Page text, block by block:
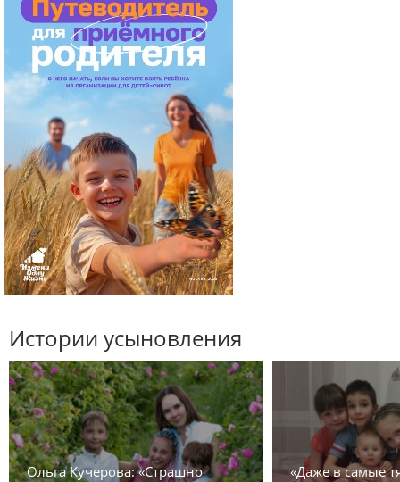
Истории усыновления
Ольга Кучерова: «Страшно
«Даже в самые